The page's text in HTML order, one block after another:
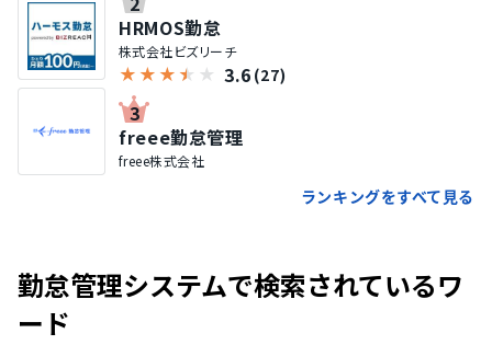
HRMOS勤怠
株式会社ビズリーチ
★ ★ ★ ★ ★ 3.6 (27)
3
freee勤怠管理
freee株式会社
ランキングをすべて見る
勤怠管理システムで検索されているワ
ード